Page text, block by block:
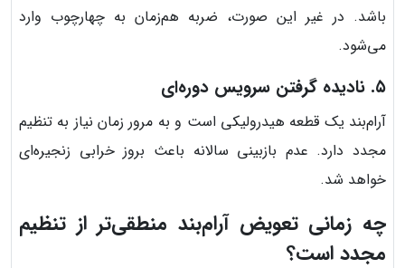
باشد. در غیر این صورت، ضربه هم‌زمان به چهارچوب وارد
می‌شود.
۵. نادیده گرفتن سرویس دوره‌ای
آرام‌بند یک قطعه هیدرولیکی است و به مرور زمان نیاز به تنظیم
مجدد دارد. عدم بازبینی سالانه باعث بروز خرابی زنجیره‌ای
خواهد شد.
چه زمانی تعویض آرام‌بند منطقی‌تر از تنظیم
مجدد است؟